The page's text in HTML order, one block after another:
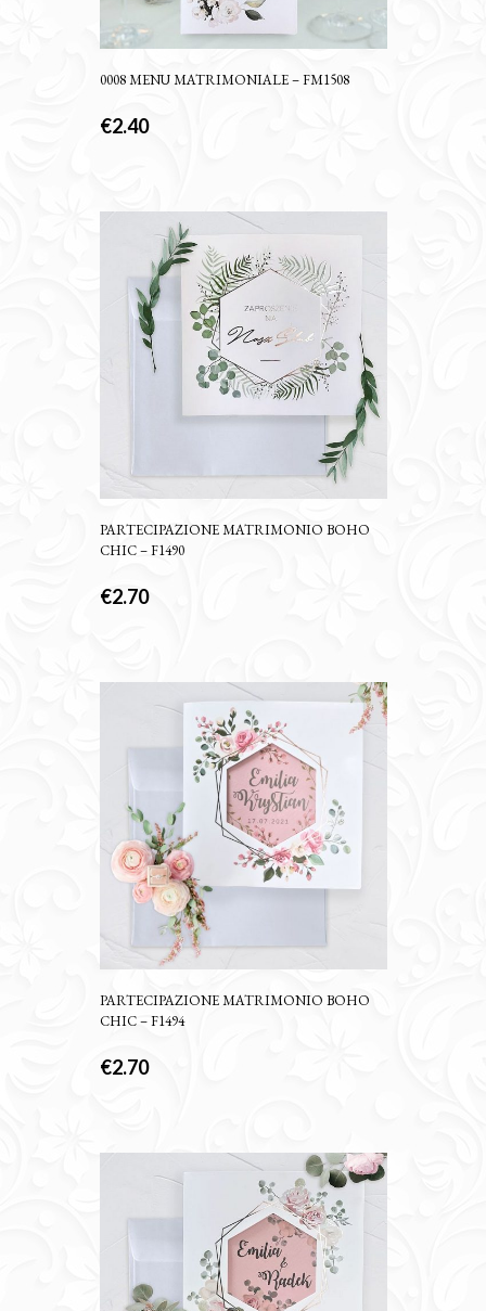
0008 MENU MATRIMONIALE – FM1508
€2.40
PARTECIPAZIONE MATRIMONIO BOHO
CHIC – F1490
€2.70
PARTECIPAZIONE MATRIMONIO BOHO
CHIC – F1494
€2.70